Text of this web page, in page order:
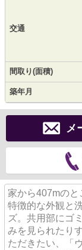
交通
間取り(面積)
築年月
メ
家から407mのと
特徴的な外観と
ズ。共用部にゴ
みを見られたり
ただきたい、「